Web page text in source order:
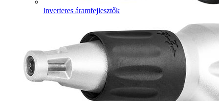
Inverteres áramfejlesztők